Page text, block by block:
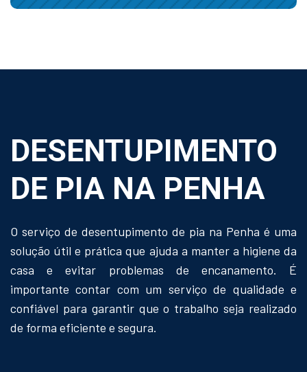
DESENTUPIMENTO
DE PIA NA PENHA
O serviço de desentupimento de pia na Penha é uma
solução útil e prática que ajuda a manter a higiene da
casa e evitar problemas de encanamento. É
importante contar com um serviço de qualidade e
confiável para garantir que o trabalho seja realizado
de forma eficiente e segura.